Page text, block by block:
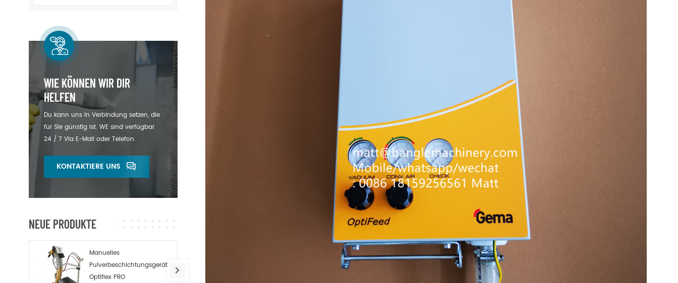
WIE KÖNNEN WIR DIR
HELFEN
Du kann uns in Verbindung setzen, die
für Sie günstig ist. WE sind verfügbar
24 / 7 Via E-Mail oder Telefon.
KONTAKTIERE UNS
NEUE PRODUKTE
Manuelles
Pulverbeschichtungsgerät
Optiflex PRO